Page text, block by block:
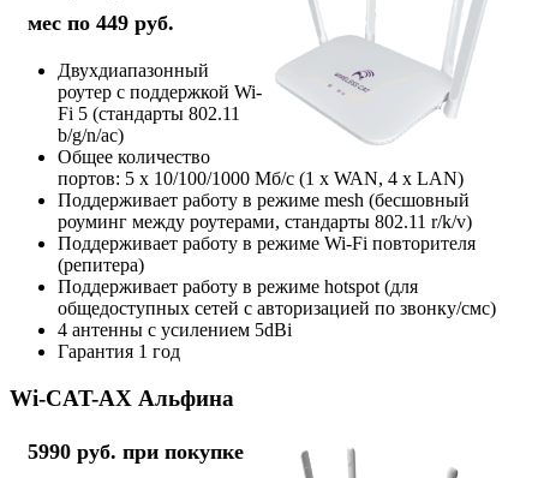
мес по 449 руб.
Двухдиапазонный
роутер с поддержкой Wi-
Fi 5 (стандарты 802.11
b/g/n/ac)
Общее количество
портов: 5 х 10/100/1000 Мб/с (1 x WAN, 4 x LAN)
Поддерживает работу в режиме mesh (бесшовный
роуминг между роутерами, стандарты 802.11 r/k/v)
Поддерживает работу в режиме Wi-Fi повторителя
(репитера)
Поддерживает работу в режиме hotspot (для
общедоступных сетей с авторизацией по звонку/смс)
4 антенны с усилением 5dBi
Гарантия 1 год
Wi-CAT-AX Альфина
5990 руб. при покупке